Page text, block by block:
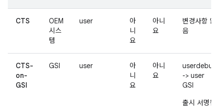
CTS
OEM
시스
템
user
아
니
요
아니
요
변경사항 없
음
CTS-
on-
GSI
GSI user
아
니
요
아니
요
userdebug
-> user
GSI
출시 서명됨